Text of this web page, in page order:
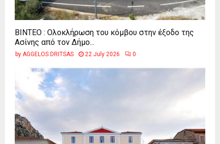
ΒΙΝΤΕΟ : Ολοκλήρωση του κόμβου στην έξοδο της
Ασίνης από τον Δήμο...
by AGGELOS DRITSAS 22 July 2026 0